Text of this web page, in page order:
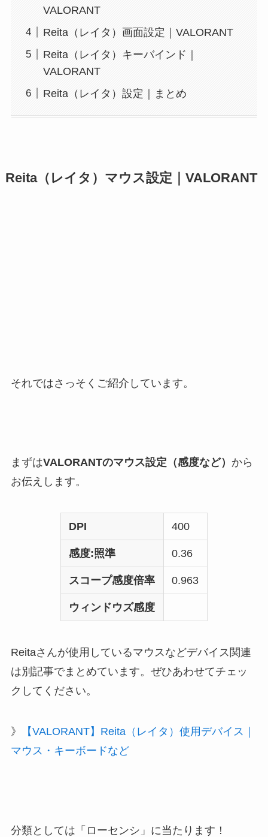
VALORANT
Reita（レイタ）画面設定｜VALORANT
Reita（レイタ）キーバインド｜
VALORANT
Reita（レイタ）設定｜まとめ
Reita（レイタ）マウス設定｜ VALORANT
それではさっそくご紹介しています。
まずはVALORANTのマウス設定（感度など） から
お伝えします。
DPI 400
感度:照準 0.36
スコープ感度倍率 0.963
ウィンドウズ感度
Reitaさんが使用しているマウスなどデバイス関連
は別記事でまとめています。ぜひあわせてチェッ
クしてください。
》
【VALORANT】Reita（レイタ）使用デバイス｜
マウス・キーボードなど
分類としては「ローセンシ」に当たります！